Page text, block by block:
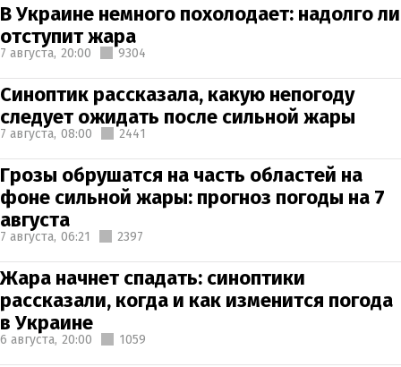
В Украине немного похолодает: надолго ли
отступит жара
7 августа, 20:00 9304
Синоптик рассказала, какую непогоду
следует ожидать после сильной жары
7 августа, 08:00 2441
Грозы обрушатся на часть областей на
фоне сильной жары: прогноз погоды на 7
августа
7 августа, 06:21 2397
Жара начнет спадать: синоптики
рассказали, когда и как изменится погода
в Украине
6 августа, 20:00 1059